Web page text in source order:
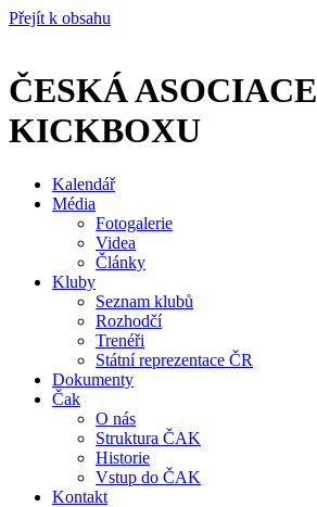
Přejít k obsahu
ČESKÁ ASOCIACE
KICKBOXU
Kalendář
Média
Fotogalerie
Videa
Články
Kluby
Seznam klubů
Rozhodčí
Trenéři
Státní reprezentace ČR
Dokumenty
Čak
O nás
Struktura ČAK
Historie
Vstup do ČAK
Kontakt